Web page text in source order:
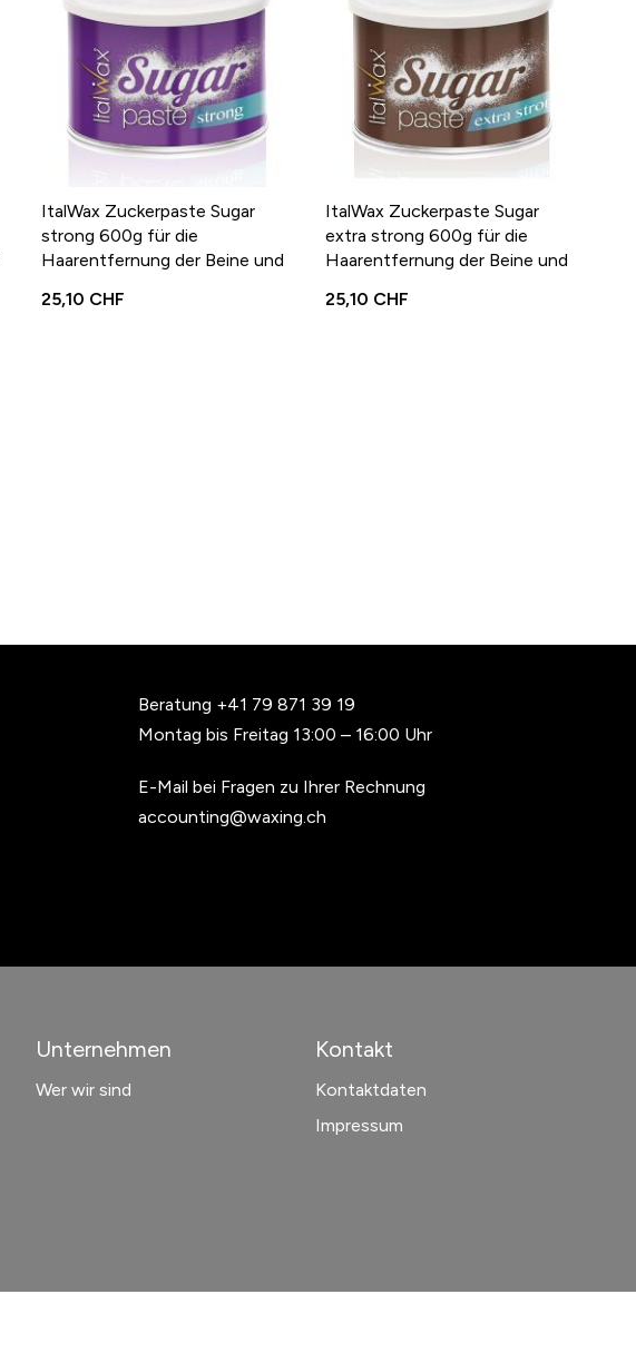
ItalWax Zuckerpaste Sugar
strong 600g für die
Haarentfernung der Beine und
25,10 CHF
ItalWax Zuckerpaste Sugar
extra strong 600g für die
Haarentfernung der Beine und
25,10 CHF
Beratung +41 79 871 39 19
Montag bis Freitag 13:00 – 16:00 Uhr
E-Mail bei Fragen zu Ihrer Rechnung
accounting@waxing.ch
Unternehmen
Wer wir sind
Kontakt
Kontaktdaten
Impressum